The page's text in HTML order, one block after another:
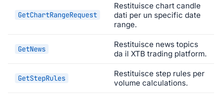
GetChartRangeRequest
Restituisce chart candle
dati per un specific date
range.
GetNews
Restituisce news topics
da il XTB trading platform.
GetStepRules
Restituisce step rules per
volume calculations.